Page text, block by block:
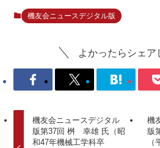
機友会ニュースデジタル版
よかったらシェア
機友会ニュースデジタル
版第37回 桝 幸雄 氏（昭
和47年機械工学科卒
機
版